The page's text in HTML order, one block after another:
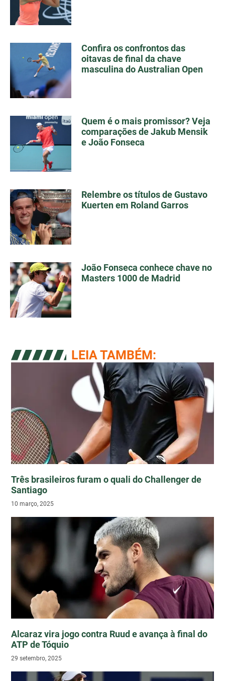
Confira os confrontos das
oitavas de final da chave
masculina do Australian Open
Quem é o mais promissor? Veja
comparações de Jakub Mensik
e João Fonseca
Relembre os títulos de Gustavo
Kuerten em Roland Garros
João Fonseca conhece chave no
Masters 1000 de Madrid
LEIA TAMBÉM:
Três brasileiros furam o quali do Challenger de
Santiago
10 março, 2025
Alcaraz vira jogo contra Ruud e avança à final do
ATP de Tóquio
29 setembro, 2025